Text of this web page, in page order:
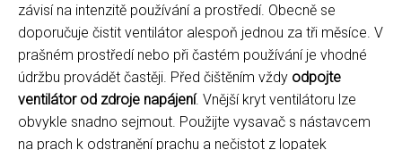
závisí na intenzitě používání a prostředí. Obecně se
doporučuje čistit ventilátor alespoň jednou za tři měsíce. V
prašném prostředí nebo při častém používání je vhodné
údržbu provádět častěji. Před čištěním vždy odpojte
ventilátor od zdroje napájení. Vnější kryt ventilátoru lze
obvykle snadno sejmout. Použijte vysavač s nástavcem
na prach k odstranění prachu a nečistot z lopatek